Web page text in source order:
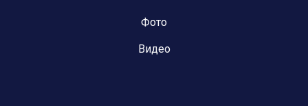
Фото
Видео